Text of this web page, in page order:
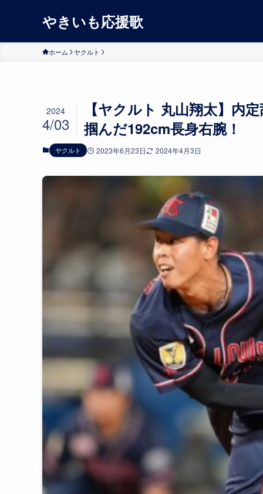
やきいも応援歌
ホーム ヤクルト
【ヤクルト 丸山翔太】内
掴んだ192cm長身右腕！
2024
4/03
ヤクルト 2023年6月23日 2024年4月3日